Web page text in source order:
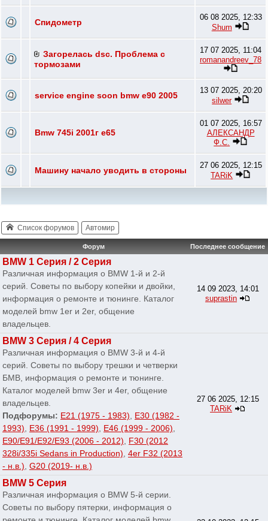
Спидометр
06 08 2025, 12:33
Shum
Загорелась dsc. Проблема с
тормозами
17 07 2025, 11:04
romanandreev_78
service engine soon bmw e90 2005
13 07 2025, 20:20
silwer
Bmw 745i 2001г e65
01 07 2025, 16:57
АЛЕКСАНДР
Ф.С.
Машину начало уводить в стороны
27 06 2025, 12:15
TARiK
Список форумов Автомир
Форум Последнее сообщение
BMW 1 Серия / 2 Серия
Различная информация о BMW 1-й и 2-й
серий. Советы по выбору копейки и двойки,
информация о ремонте и тюнинге. Каталог
моделей bmw 1er и 2er, общение
владельцев.
14 09 2023, 14:01
suprastin
BMW 3 Серия / 4 Серия
Различная информация о BMW 3-й и 4-й
серий. Советы по выбору трешки и четверки
БМВ, информация о ремонте и тюнинге.
Каталог моделей bmw 3er и 4er, общение
владельцев.
Подфорумы: E21 (1975 - 1983), E30 (1982 -
1993), E36 (1991 - 1999), E46 (1999 - 2006),
E90/E91/E92/E93 (2006 - 2012), F30 (2012
328i/335i Sedans in Production), 4er F32 (2013
- н.в.), G20 (2019- н.в.)
27 06 2025, 12:15
TARiK
BMW 5 Серия
Различная информация о BMW 5-й серии.
Советы по выбору пятерки, информация о